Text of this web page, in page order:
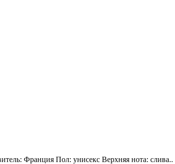
Франция Пол: унисекс Верхняя нота: слива..